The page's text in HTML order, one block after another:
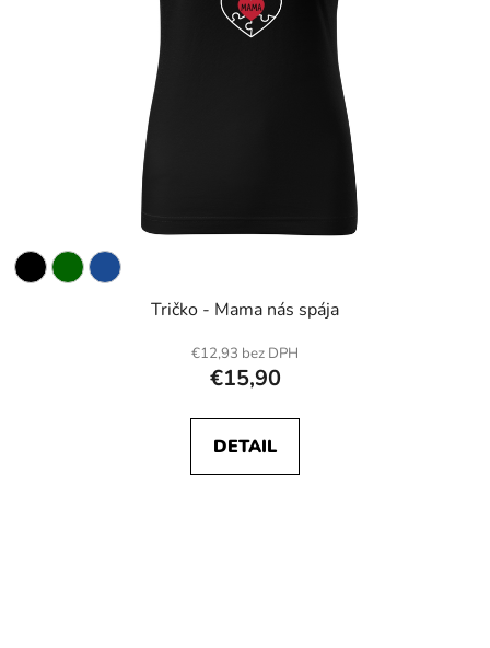
Tričko - Mama nás spája
€12,93 bez DPH
€15,90
DETAIL